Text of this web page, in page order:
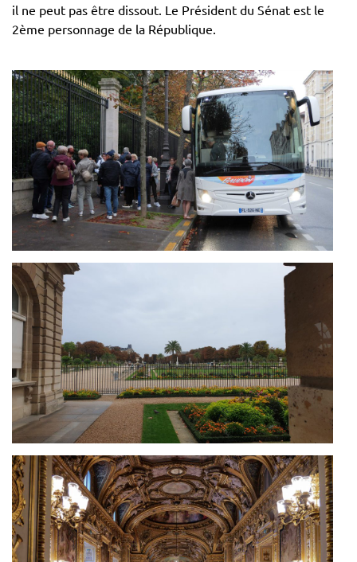
il ne peut pas être dissout. Le Président du Sénat est le
2ème personnage de la République.